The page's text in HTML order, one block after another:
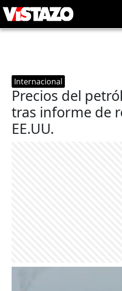
Internacional
Precios del
tras informe de
EE.UU.